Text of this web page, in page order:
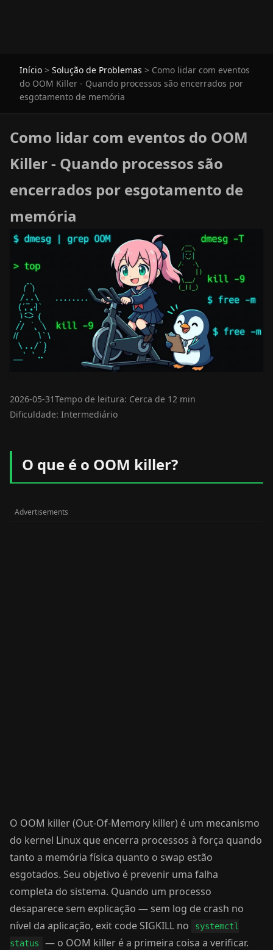
Início > Solução de Problemas > Como lidar com eventos
do OOM Killer - Quando processos são encerrados por
esgotamento de memória
Como lidar com eventos do OOM
Killer - Quando processos são
encerrados por esgotamento de
memória
2026-05-31Tempo de leitura: Cerca de 12 min
Dificuldade: Intermediário
O que é o OOM killer?
O OOM killer (Out-Of-Memory killer) é um mecanismo
do kernel Linux que encerra processos à força quando
tanto a memória física quanto o swap estão
esgotados. Seu objetivo é prevenir uma falha
completa do sistema. Quando um processo
desaparece sem explicação — sem log de crash no
nível da aplicação, exit code SIGKILL no
systemctl
status
— o OOM killer é a primeira coisa a verificar.